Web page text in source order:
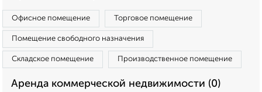
Офисное помещение Торговое помещение
Помещение свободного назначения
Складское помещение Производственное помещение
Аренда коммерческой недвижимости (0)